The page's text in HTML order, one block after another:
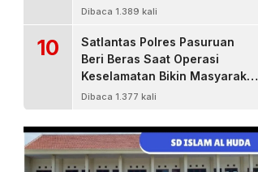
Pelayanan Terbaik Untuk
Dibaca 1.389 kali
10
Satlantas Polres Pasuruan
Beri Beras Saat Operasi
Keselamatan Bikin Masyarakat
Senang
Dibaca 1.377 kali